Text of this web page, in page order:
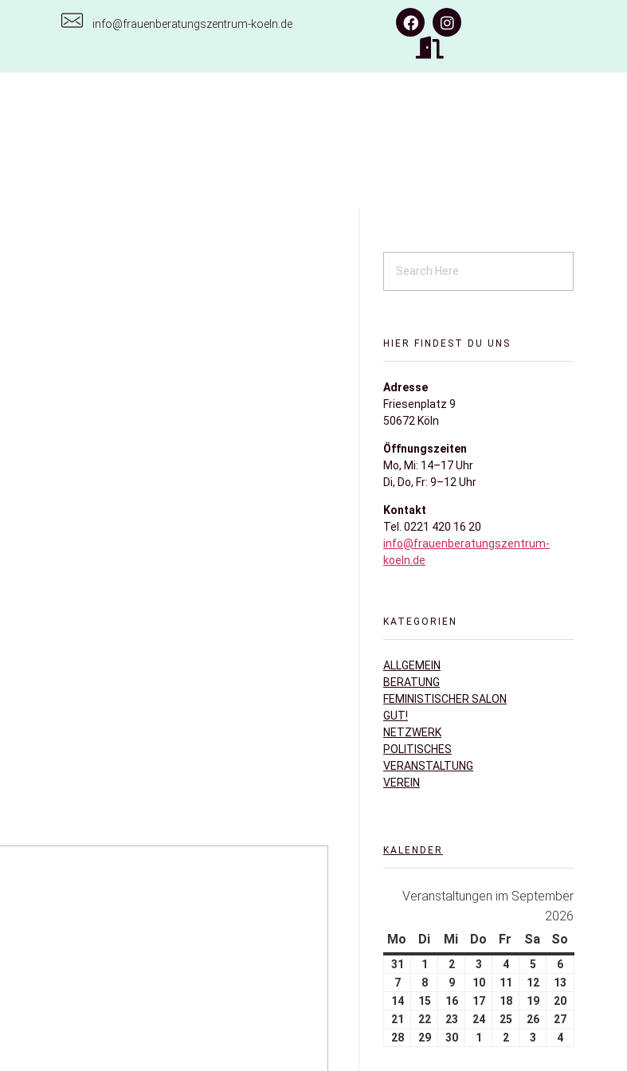
info@frauenberatungszentrum-koeln.de
HIER FINDEST DU UNS
Adresse
Friesenplatz 9
50672 Köln
Öffnungszeiten
Mo, Mi: 14–17 Uhr
Di, Do, Fr: 9–12 Uhr
Kontakt
Tel. 0221 420 16 20
info@frauenberatungszentrum-
koeln.de
KATEGORIEN
ALLGEMEIN
BERATUNG
FEMINISTISCHER SALON
GUT!
NETZWERK
POLITISCHES
VERANSTALTUNG
VEREIN
KALENDER
Veranstaltungen im September
2026
Mo
Di Mi Do Fr Sa So
31 1 2 3 4 5
6
7
8 9 10 11 12
13
14
15 16 17 18 19
20
21
22 23 24 25 26
27
28
29 30 1 2 3 4